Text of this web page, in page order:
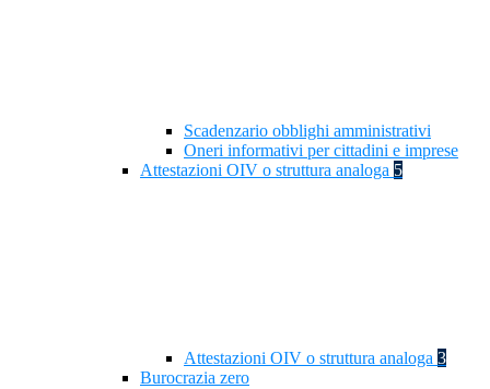
Scadenzario obblighi amministrativi
Oneri informativi per cittadini e imprese
Attestazioni OIV o struttura analoga 5
Attestazioni OIV o struttura analoga 3
Burocrazia zero